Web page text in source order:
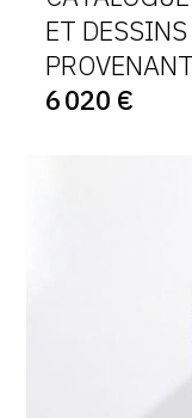
ET
6 020 €